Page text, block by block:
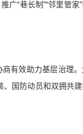
“巷长制”“邻里管家
有效助力基层治理
国防动员和双拥共